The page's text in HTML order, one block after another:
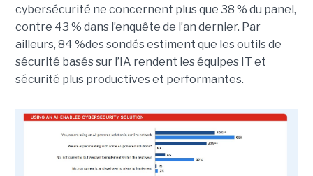
cybersécurité ne concernent plus que 38 % du panel,
contre 43 % dans l’enquête de l’an dernier. Par
ailleurs, 84 %des sondés estiment que les outils de
sécurité basés sur l’IA rendent les équipes IT et
sécurité plus productives et performantes.